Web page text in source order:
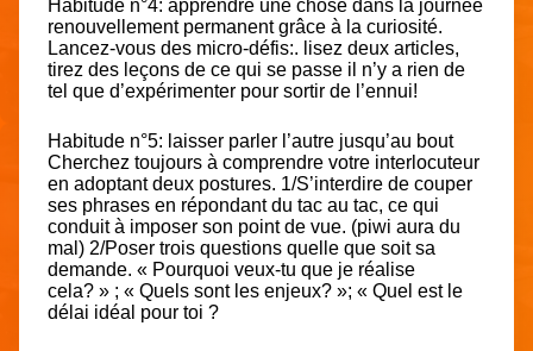
Habitude n°4: apprendre une chose dans la journée
renouvellement permanent grâce à la curiosité.
Lancez-vous des micro-défis:. lisez deux articles,
tirez des leçons de ce qui se passe il n’y a rien de
tel que d’expérimenter pour sortir de l’ennui!
Habitude n°5: laisser parler l’autre jusqu’au bout
Cherchez toujours à comprendre votre interlocuteur
en adoptant deux postures. 1/S’interdire de couper
ses phrases en répondant du tac au tac, ce qui
conduit à imposer son point de vue. (piwi aura du
mal) 2/Poser trois questions quelle que soit sa
demande. « Pourquoi veux-tu que je réalise
cela? » ; « Quels sont les enjeux? »; « Quel est le
délai idéal pour toi ?